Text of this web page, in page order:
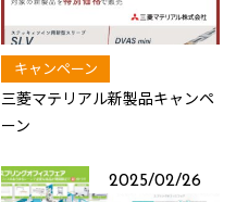
キャンペーン
三菱マテリアル新製品キャンペ
ーン
2025/02/26